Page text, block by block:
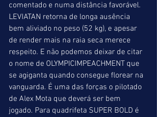
comentado e numa distância favorável.
LEVIATAN retorna de longa ausência
bem aliviado no peso (52 kg), e apesar
de render mais na raia seca merece
respeito. E não podemos deixar de citar
o nome de OLYMPICIMPEACHMENT que
se agiganta quando consegue florear na
vanguarda. É uma das forças o pilotado
de Alex Mota que deverá ser bem
jogado. Para quadrifeta SUPER BOLD é